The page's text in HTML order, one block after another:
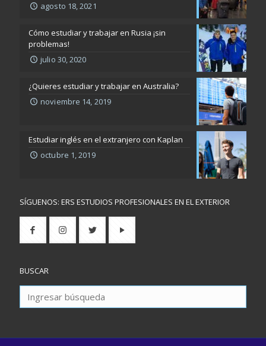
agosto 18, 2021
Cómo estudiar y trabajar en Rusia ¡sin
problemas!
julio 30, 2020
¿Quieres estudiar y trabajar en Australia?
noviembre 14, 2019
Estudiar inglés en el extranjero con Kaplan
octubre 1, 2019
SÍGUENOS: ERS ESTUDIOS PROFESIONALES EN EL EXTERIOR
BUSCAR